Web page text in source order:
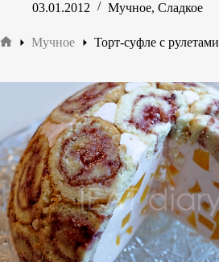
03.01.2012 Мучное, Сладкое
Мучное Торт-суфле с рулетами